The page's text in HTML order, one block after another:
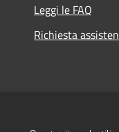
Leggi le FAQ
Richiesta